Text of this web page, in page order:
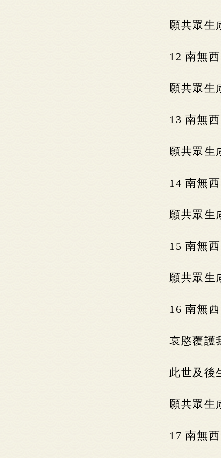
願共眾生
12 南無
願共眾生
13 南無
願共眾生
14 南無
願共眾生
15 南無
願共眾生
16 南無
哀愍覆護
此世及後
願共眾生
17 南無